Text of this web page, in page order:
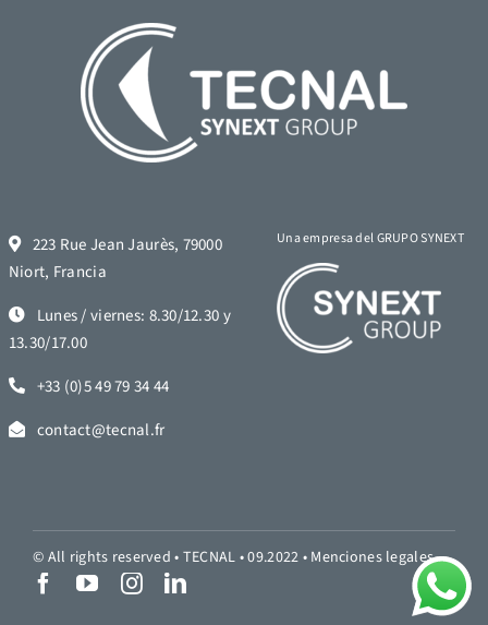
223 Rue Jean Jaurès, 79000
Niort, Francia
Lunes / viernes: 8.30/12.30 y
13.30/17.00
+33 (0)5 49 79 34 44
contact@tecnal.fr
Una empresa del GRUPO SYNEXT
© All rights reserved • TECNAL • 09.2022 • Menciones legales